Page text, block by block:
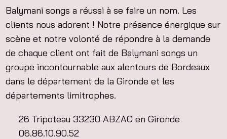
Balymani songs a réussi à se faire un nom. Les
clients nous adorent ! Notre présence énergique sur
scène et notre volonté de répondre à la demande
de chaque client ont fait de Balymani songs un
groupe incontournable aux alentours de Bordeaux
dans le département de la Gironde et les
départements limitrophes.
26 Tripoteau 33230 ABZAC en Gironde
06.86.10.90.52